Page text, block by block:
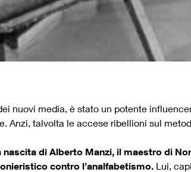
nuovi media, è stato un potente
Anzi, talvolta le accese ribellioni sul
di Alberto Manzi, il maestro di
contro l’analfabetismo. Lui,